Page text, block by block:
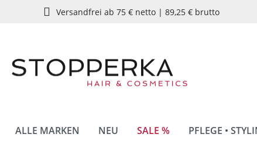
Zur Hauptnavigation springen
Versandfrei ab 75 € netto | 89,25 € brutto
ALLE MARKEN NEU SALE % PFLEGE •